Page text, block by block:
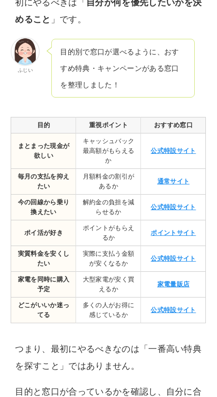
初にやるべきは「 自分が何を優先したいかを決
めること 」です。
ふじい
目的別で窓口が選べるように、おす
すめ特典・キャンペーンがある窓口
を整理しました！
目的 重視ポイント おすすめ窓口
まとまった現金が
欲しい
キャッシュバック
最高額がもらえる
か
公式特設サイト
毎月の支払を抑え
たい
月額料金の割引が
あるか
通常サイト
今の回線から乗り
換えたい
解約金の負担を減
らせるか
公式特設サイト
ポイ活が好き
ポイントがもらえ
るか
ポイントサイト
実質料金を安くし
たい
実際に支払う金額
が安くなるか
公式特設サイト
家電を同時に購入
予定
大型家電が安く買
えるか
家電量販店
どこがいいか迷っ
てる
多くの人がお得に
感じているか
公式特設サイト
つまり、最初にやるべきなのは「一番高い特典
を探すこと」ではありません。
目的と窓口が合っているかを確認し、自分に合